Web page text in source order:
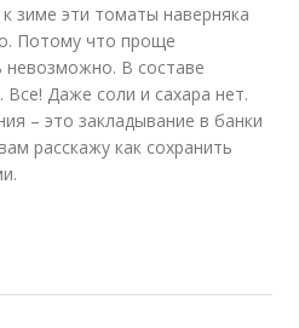
зиме эти томаты наверняка
Потому что проще
невозможно. В составе
Даже соли и сахара нет.
– это закладывание в банки
расскажу как сохранить